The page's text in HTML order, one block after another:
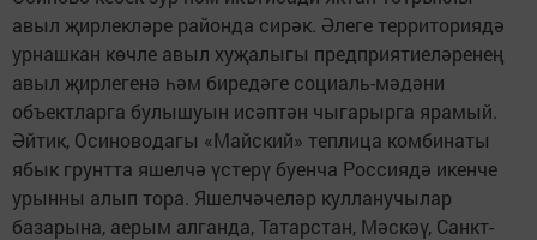
авыл җирлекләре районда сирәк. Әлеге территориядә
урнашкан көчле авыл хуҗалыгы предприятиеләренең
авыл җирлегенә һәм биредәге социаль-мәдәни
объектларга булышуын исәптән чыгарырга ярамый.
Әйтик, Осиноводагы «Майский» теплица комбинаты
ябык грунтта яшелчә үстерү буенча Россиядә икенче
урынны алып тора. Яшелчәчеләр кулланучылар
базарына, аерым алганда, Татарстан, Мәскәү, Санкт-